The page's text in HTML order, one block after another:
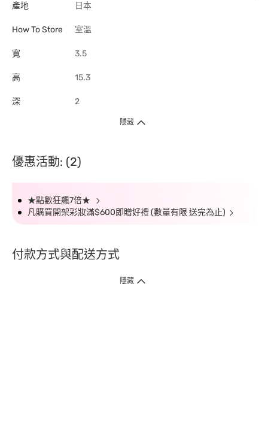
產地
日本
How To Store 室溫
寬 3.5
高 15.3
深 2
隱藏
優惠活動: (2)
★點數狂飆7倍★
凡購買開架彩妝滿$600即贈好禮 (數量有限 送完為止)
付款方式與配送方式
隱藏